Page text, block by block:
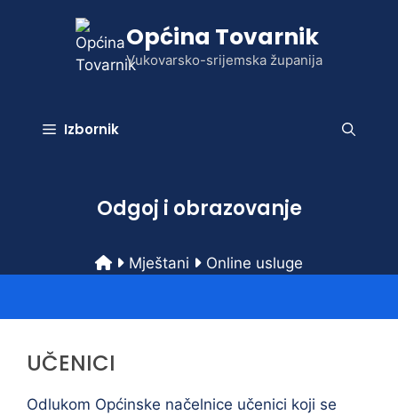
Općina Tovarnik
Vukovarsko-srijemska županija
Izbornik
Odgoj i obrazovanje
Mještani Online usluge
UČENICI
Odlukom Općinske načelnice učenici koji se